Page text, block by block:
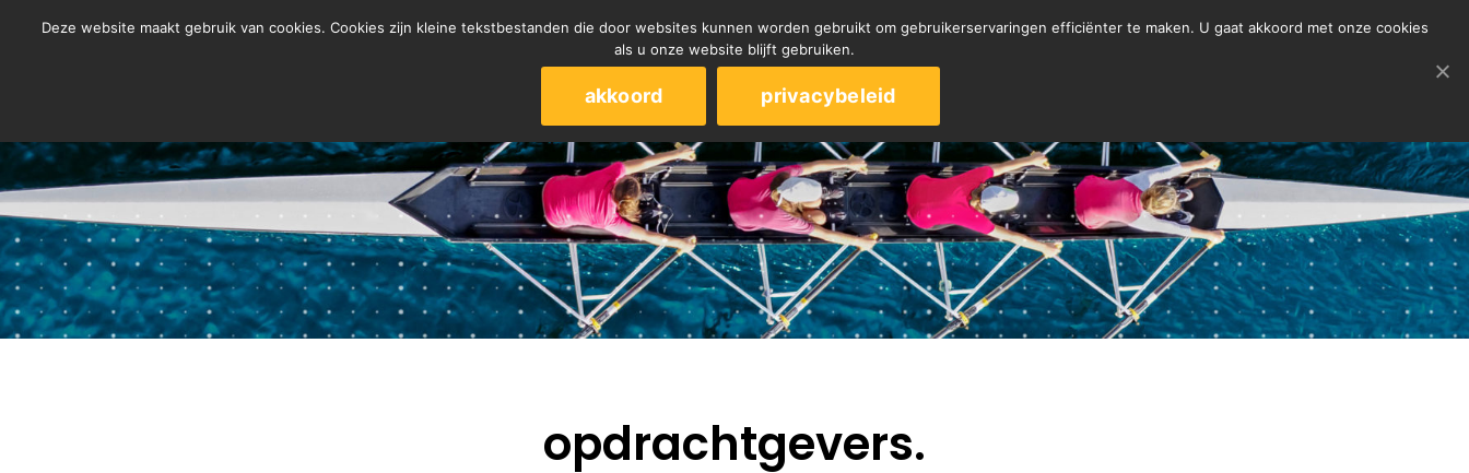
home jobs. overheid. opdrachtgevers. contact.
opdrachtgevers.
Deze website maakt gebruik van cookies. Cookies zijn kleine tekstbestanden die door websites kunnen worden gebruikt om gebruikerservaringen efficiënter te maken. U gaat akkoord met onze cookies
als u onze website blijft gebruiken.
akkoord privacybeleid